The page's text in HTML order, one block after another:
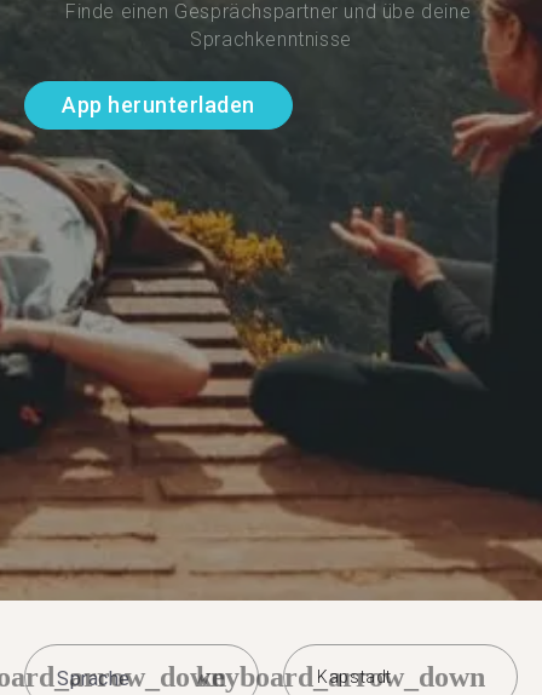
Finde einen Gesprächspartner und übe deine
Sprachkenntnisse
App herunterladen
Kapstadt
keyboard_arrow_down